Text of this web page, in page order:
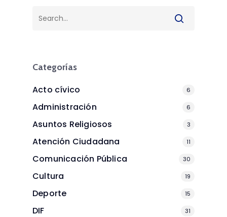
Categorías
Acto cívico 6
Administración 6
Asuntos Religiosos 3
Atención Ciudadana 11
Comunicación Pública 30
Cultura 19
Deporte 15
DIF 31